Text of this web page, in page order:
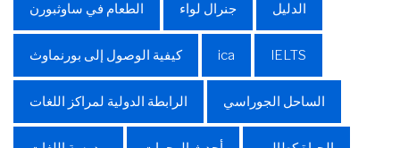
الطعام في ساوثبورن جنرال لواء الدليل
كيفية الوصول إلى بورنماوث ica IELTS
الرابطة الدولية لمراكز اللغات الساحل الجوراسي